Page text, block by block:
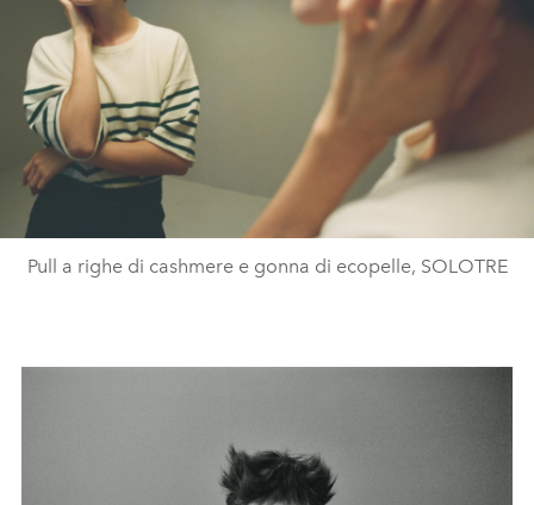
Pull a righe di cashmere e gonna di ecopelle, SOLOTRE